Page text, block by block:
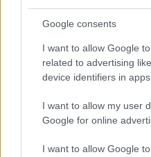
Google consents
I want to allow Google
related to advertising
device identifiers in apps.
I want to allow my user
Google for online
I want to allow Google